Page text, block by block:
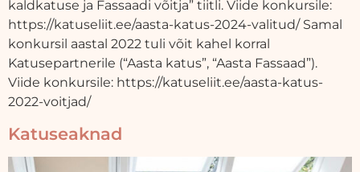
kaldkatuse ja Fassaadi võitja” tiitli. Viide konkursile:
https://katuseliit.ee/aasta-katus-2024-valitud/ Samal
konkursil aastal 2022 tuli võit kahel korral
Katusepartnerile (“Aasta katus”, “Aasta Fassaad”).
Viide konkursile: https://katuseliit.ee/aasta-katus-
2022-voitjad/
Katuseaknad